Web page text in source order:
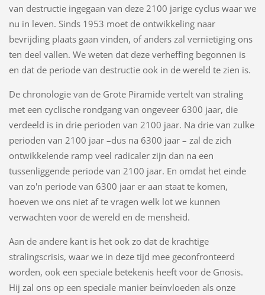
van destructie ingegaan van deze 2100 jarige cyclus waar we
nu in leven. Sinds 1953 moet de ontwikkeling naar
bevrijding plaats gaan vinden, of anders zal vernietiging ons
ten deel vallen. We weten dat deze verheffing begonnen is
en dat de periode van destructie ook in de wereld te zien is.
De chronologie van de Grote Piramide vertelt van straling
met een cyclische rondgang van ongeveer 6300 jaar, die
verdeeld is in drie perioden van 2100 jaar. Na drie van zulke
perioden van 2100 jaar –dus na 6300 jaar – zal de zich
ontwikkelende ramp veel radicaler zijn dan na een
tussenliggende periode van 2100 jaar. En omdat het einde
van zo'n periode van 6300 jaar er aan staat te komen,
hoeven we ons niet af te vragen welk lot we kunnen
verwachten voor de wereld en de mensheid.
Aan de andere kant is het ook zo dat de krachtige
stralingscrisis, waar we in deze tijd mee geconfronteerd
worden, ook een speciale betekenis heeft voor de Gnosis.
Hij zal ons op een speciale manier beïnvloeden als onze